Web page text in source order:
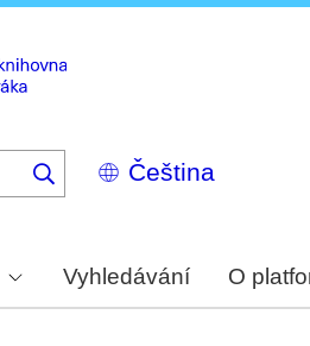
Select
your
Vyhledávání O